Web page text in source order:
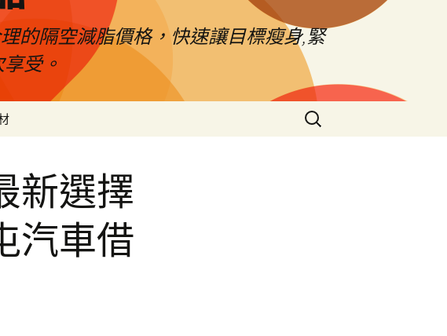
的隔空減脂價格，快速讓目標瘦身,緊
受。
搜
尋
新選擇
汽車借